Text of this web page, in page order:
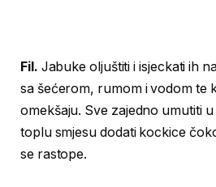
Fil. Jabuke oljuštiti i isjeckati ih
sa šećerom, rumom i vodom te
omekšaju. Sve zajedno umutiti
toplu smjesu dodati kockice
se rastope.